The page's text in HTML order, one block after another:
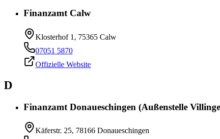
Finanzamt Calw
Klosterhof 1, 75365 Calw
07051 5870
Offizielle Website
D
Finanzamt Donaueschingen (Außenstelle
Käferstr. 25, 78166 Donaueschingen